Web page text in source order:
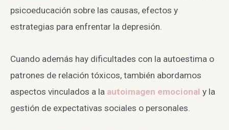
psicoeducación sobre las causas, efectos y
estrategias para enfrentar la depresión.
Cuando además hay dificultades con la autoestima o
patrones de relación tóxicos, también abordamos
aspectos vinculados a la autoimagen emocional y la
gestión de expectativas sociales o personales.